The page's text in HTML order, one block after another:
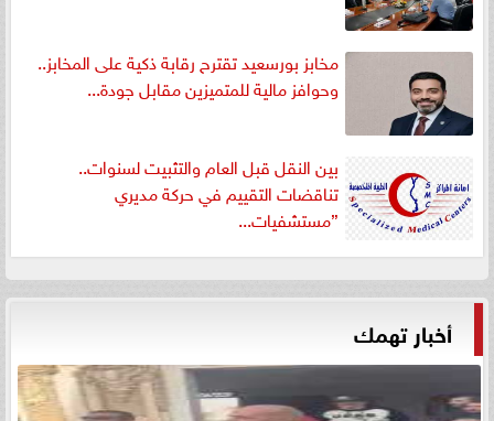
مخابز بورسعيد تقترح رقابة ذكية على المخابز..
وحوافز مالية للمتميزين مقابل جودة...
بين النقل قبل العام والتثبيت لسنوات..
تناقضات التقييم في حركة مديري
”مستشفيات...
أخبار تهمك